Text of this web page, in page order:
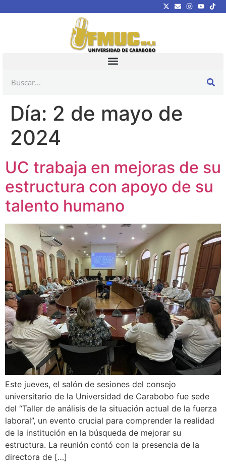
Día: 2 de mayo de
2024
UC trabaja en mejoras de su
estructura con apoyo de su
talento humano
Este jueves, el salón de sesiones del consejo
universitario de la Universidad de Carabobo fue sede
del “Taller de análisis de la situación actual de la fuerza
laboral”, un evento crucial para comprender la realidad
de la institución en la búsqueda de mejorar su
estructura. La reunión contó con la presencia de la
directora de […]